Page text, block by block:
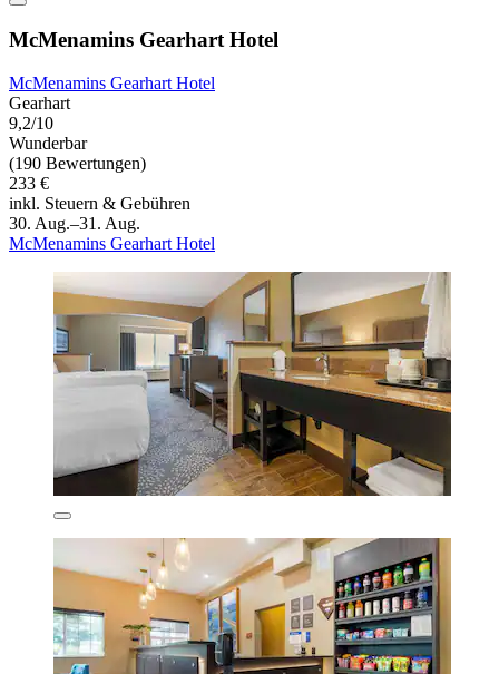
McMenamins Gearhart Hotel
McMenamins Gearhart Hotel
Gearhart
9,2/10
Wunderbar
(190 Bewertungen)
233 €
inkl. Steuern & Gebühren
30. Aug.–31. Aug.
McMenamins Gearhart Hotel